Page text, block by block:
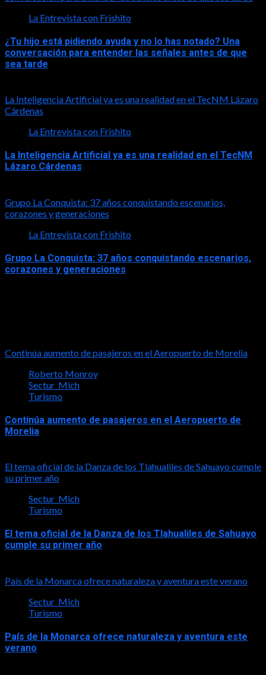
La Entrevista con Frishito
¿Tu hijo está pidiendo ayuda y no lo has notado? Una
conversación para entender las señales antes de que
sea tarde
La Inteligencia Artificial ya es una realidad en el TecNM Lázaro
Cárdenas
La Entrevista con Frishito
La Inteligencia Artificial ya es una realidad en el TecNM
Lázaro Cárdenas
Grupo La Conquista: 37 años conquistando escenarios,
corazones y generaciones
La Entrevista con Frishito
Grupo La Conquista: 37 años conquistando escenarios,
corazones y generaciones
Continúa aumento de pasajeros en el Aeropuerto de Morelia
Roberto Monroy
Sectur_Mich
Turismo
Continúa aumento de pasajeros en el Aeropuerto de
Morelia
El tema oficial de la Danza de los Tlahualiles de Sahuayo cumple
su primer año
Sectur_Mich
Turismo
El tema oficial de la Danza de los Tlahualiles de Sahuayo
cumple su primer año
País de la Monarca ofrece naturaleza y aventura este verano
Sectur_Mich
Turismo
País de la Monarca ofrece naturaleza y aventura este
verano